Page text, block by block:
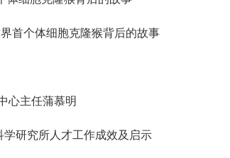
首个体细胞克隆猴背后的故事
心主任蒲慕明
学研究所人才工作成效及启示